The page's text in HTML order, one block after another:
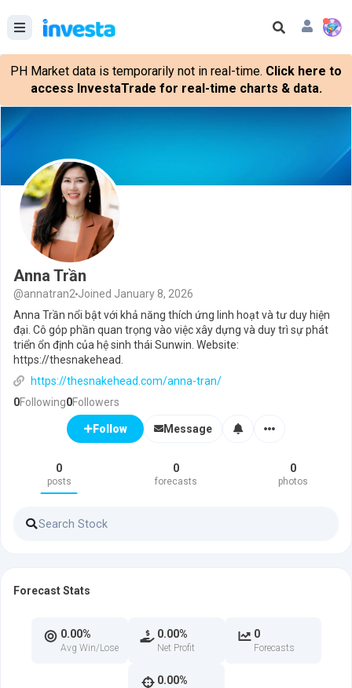
PH Market data is temporarily not in real-time. Click here to
access InvestaTrade for real-time charts & data.
Anna Trần
@annatran2 Joined January 8, 2026
Anna Trần nổi bật với khả năng thích ứng linh hoạt và tư duy hiện
đại. Cô góp phần quan trọng vào việc xây dựng và duy trì sự phát
triển ổn định của hệ sinh thái Sunwin. Website:
https://thesnakehead.
https://thesnakehead.com/anna-tran/
0Following0Followers
Follow Message
0
posts
0
forecasts
0
photos
Forecast Stats
0.00%
Avg Win/Lose
0.00%
Net Profit
0
Forecasts
0.00%